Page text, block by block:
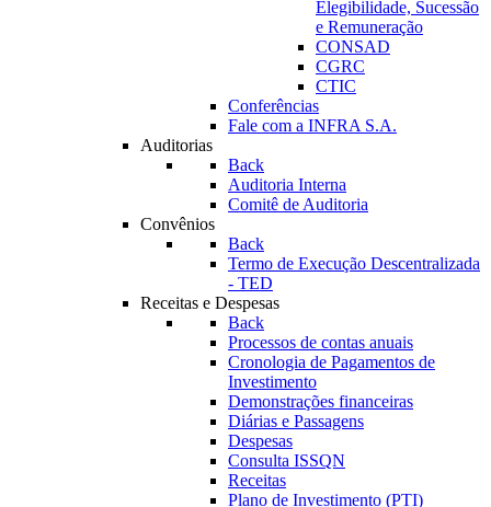
Elegibilidade, Sucessão
e Remuneração
CONSAD
CGRC
CTIC
Conferências
Fale com a INFRA S.A.
Auditorias
Back
Auditoria Interna
Comitê de Auditoria
Convênios
Back
Termo de Execução Descentralizada
- TED
Receitas e Despesas
Back
Processos de contas anuais
Cronologia de Pagamentos de
Investimento
Demonstrações financeiras
Diárias e Passagens
Despesas
Consulta ISSQN
Receitas
Plano de Investimento (PTI)